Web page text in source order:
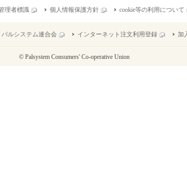
理者標識 個人情報保護方針 cookie等の利用について
パルシステム連合会 インターネット注文利用登録 加
© Palsystem Consumers' Co-operative Union